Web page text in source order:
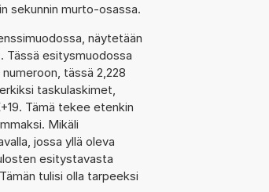
sekunnin murto-osassa.
näytetään
. Tässä esitysmuodossa
tässä 2,228
taskulaskimet,
Tämä tekee etenkin
Mikäli
jossa yllä oleva
esitystavasta
tulisi olla tarpeeksi